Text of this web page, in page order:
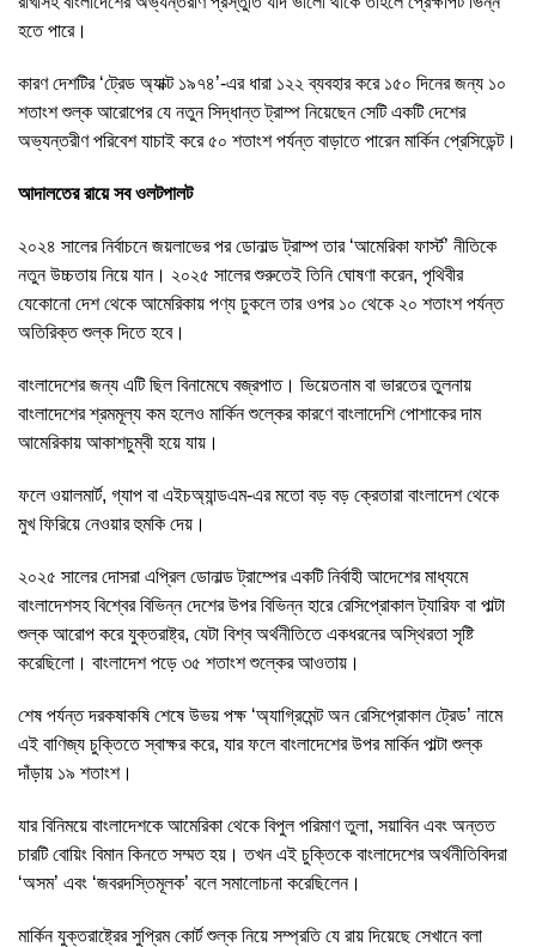
হতে পারে।
কারণ দেশটির ‘ট্রেড অ্যাক্ট ১৯৭৪’-এর ধারা ১২২ ব্যবহার করে ১৫০ দিনের জন্য ১০
শতাংশ শুল্ক আরোপের যে নতুন সিদ্ধান্ত ট্রাম্প নিয়েছেন সেটি একটি দেশের
অভ্যন্তরীণ পরিবেশ যাচাই করে ৫০ শতাংশ পর্যন্ত বাড়াতে পারেন মার্কিন প্রেসিডেন্ট।
আদালতের রায়ে সব ওলটপালট
২০২৪ সালের নির্বাচনে জয়লাভের পর ডোনাল্ড ট্রাম্প তার ‘আমেরিকা ফার্স্ট’ নীতিকে
নতুন উচ্চতায় নিয়ে যান। ২০২৫ সালের শুরুতেই তিনি ঘোষণা করেন, পৃথিবীর
যেকোনো দেশ থেকে আমেরিকায় পণ্য ঢুকলে তার ওপর ১০ থেকে ২০ শতাংশ পর্যন্ত
অতিরিক্ত শুল্ক দিতে হবে।
বাংলাদেশের জন্য এটি ছিল বিনামেঘে বজ্রপাত। ভিয়েতনাম বা ভারতের তুলনায়
বাংলাদেশের শ্রমমূল্য কম হলেও মার্কিন শুল্কের কারণে বাংলাদেশি পোশাকের দাম
আমেরিকায় আকাশচুম্বী হয়ে যায়।
ফলে ওয়ালমার্ট, গ্যাপ বা এইচঅ্যান্ডএম-এর মতো বড় বড় ক্রেতারা বাংলাদেশ থেকে
মুখ ফিরিয়ে নেওয়ার হুমকি দেয়।
২০২৫ সালের দোসরা এপ্রিল ডোনাল্ড ট্রাম্পের একটি নির্বাহী আদেশের মাধ্যমে
বাংলাদেশসহ বিশ্বের বিভিন্ন দেশের উপর বিভিন্ন হারে রেসিপ্রোকাল ট্যারিফ বা পাল্টা
শুল্ক আরোপ করে যুক্তরাষ্ট্র, যেটা বিশ্ব অর্থনীতিতে একধরনের অস্থিরতা সৃষ্টি
করেছিলো। বাংলাদেশ পড়ে ৩৫ শতাংশ শুল্কের আওতায়।
শেষ পর্যন্ত দরকষাকষি শেষে উভয় পক্ষ ‘অ্যাগ্রিমেন্ট অন রেসিপ্রোকাল ট্রেড’ নামে
এই বাণিজ্য চুক্তিতে স্বাক্ষর করে, যার ফলে বাংলাদেশের উপর মার্কিন পাল্টা শুল্ক
দাঁড়ায় ১৯ শতাংশ।
যার বিনিময়ে বাংলাদেশকে আমেরিকা থেকে বিপুল পরিমাণ তুলা, সয়াবিন এবং অন্তত
চারটি বোয়িং বিমান কিনতে সম্মত হয়। তখন এই চুক্তিকে বাংলাদেশের অর্থনীতিবিদরা
‘অসম’ এবং ‘জবরদস্তিমূলক’ বলে সমালোচনা করেছিলেন।
মার্কিন যুক্তরাষ্ট্রের সুপ্রিম কোর্ট শুল্ক নিয়ে সম্প্রতি যে রায় দিয়েছে সেখানে বলা